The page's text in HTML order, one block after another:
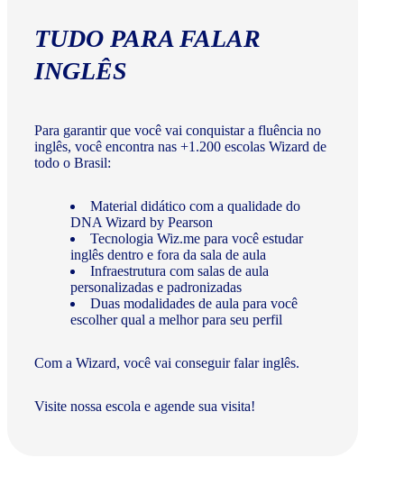
TUDO PARA FALAR
INGLÊS
Para garantir que você vai conquistar a fluência no
inglês, você encontra nas +1.200 escolas Wizard de
todo o Brasil:
Material didático com a qualidade do
DNA Wizard by Pearson
Tecnologia Wiz.me para você estudar
inglês dentro e fora da sala de aula
Infraestrutura com salas de aula
personalizadas e padronizadas
Duas modalidades de aula para você
escolher qual a melhor para seu perfil
Com a Wizard, você vai conseguir falar inglês.
Visite nossa escola e agende sua visita!